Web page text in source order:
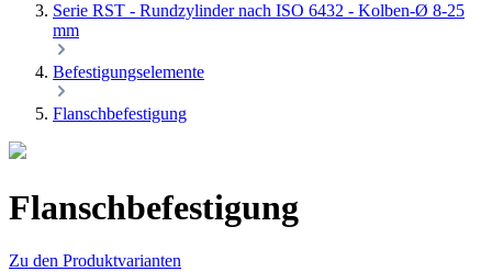
Serie RST - Rundzylinder nach ISO 6432 - Kolben-Ø 8-25
mm
Befestigungselemente
Flanschbefestigung
Flanschbefestigung
Zu den Produktvarianten